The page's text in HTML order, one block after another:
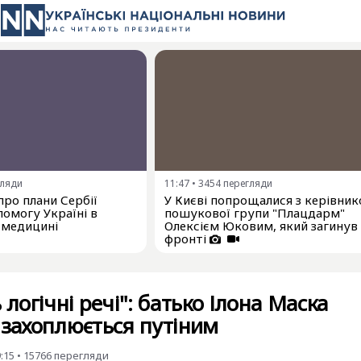
плани Сербії
Україні в
11:47 • 3454 перегляди
У Києві попрощалися з
пошукової групи "Плацдарм"
Олексієм Юковим, який загинув
фронті
речі": батько Ілона Маска
путіним
• 15766перегляди